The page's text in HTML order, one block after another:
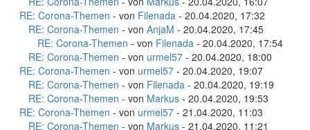
RE: Corona-Themen - von Filenada - 20.04.2020, 17:32
RE: Corona-Themen - von AnjaM - 20.04.2020, 17:45
RE: Corona-Themen - von Filenada - 20.04.2020, 17:54
RE: Corona-Themen - von urmel57 - 20.04.2020, 18:00
RE: Corona-Themen - von urmel57 - 20.04.2020, 19:07
RE: Corona-Themen - von Filenada - 20.04.2020, 19:19
RE: Corona-Themen - von Markus - 20.04.2020, 19:53
RE: Corona-Themen - von urmel57 - 21.04.2020, 11:03
RE: Corona-Themen - von Markus - 21.04.2020, 11:21